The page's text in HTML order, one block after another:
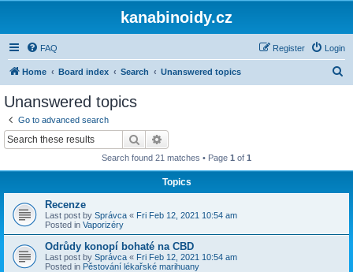
kanabinoidy.cz
FAQ Login
Register
Home Board index Search Unanswered topics
Unanswered topics
Go to advanced search
Search
Search found 21 matches • Page 1 of 1
Topics
Recenze
Last post by Správca « Fri Feb 12, 2021 10:54 am
Posted in Vaporizéry
Odrůdy konopí bohaté na CBD
Last post by Správca « Fri Feb 12, 2021 10:54 am
Posted in Pěstování lékařské marihuany